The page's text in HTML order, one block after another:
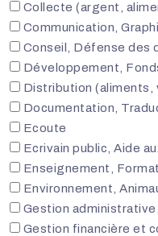
Collecte (argent,
Communication,
Conseil, Défense des
Développement,
Distribution
Documentation,
Ecoute
Ecrivain public, Aide
Enseignement,
Environnement,
Gestion
Gestion financière et